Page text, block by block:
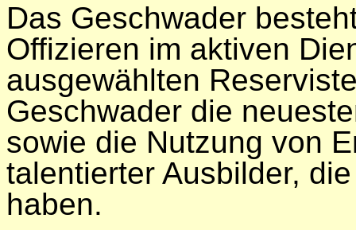
Das Geschwader
Offizieren im aktiven
ausgewählten
Geschwader die
sowie die Nutzung von
talentierter Ausbilder,
haben.